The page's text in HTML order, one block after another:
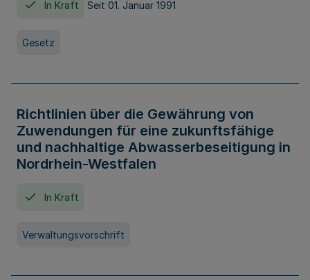
In Kraft Seit 01. Januar 1991
Gesetz
Richtlinien über die Gewährung von
Zuwendungen für eine zukunftsfähige
und nachhaltige Abwasserbeseitigung in
Nordrhein-Westfalen
In Kraft
Verwaltungsvorschrift